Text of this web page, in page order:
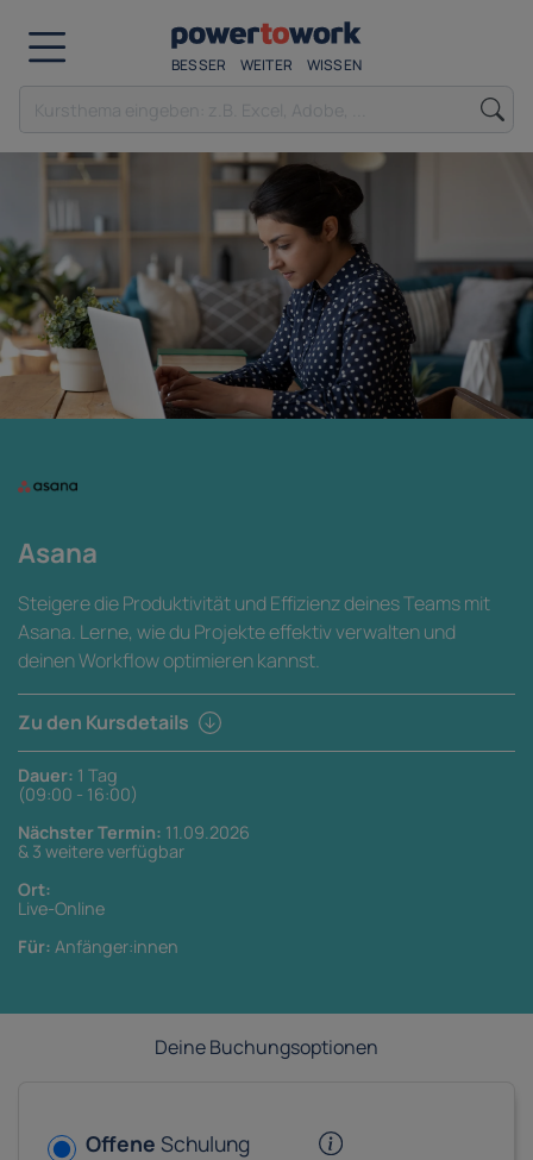
BESSER WEITER WISSEN
Asana
Steigere die Produktivität und Effizienz deines Teams mit
Asana. Lerne, wie du Projekte effektiv verwalten und
deinen Workflow optimieren kannst.
Zu den Kursdetails
Dauer: 1 Tag
(09:00 - 16:00)
Nächster Termin: 11.09.2026
& 3 weitere verfügbar
Ort:
Live-Online
Für: Anfänger:innen
Deine Buchungsoptionen
Offene Schulung